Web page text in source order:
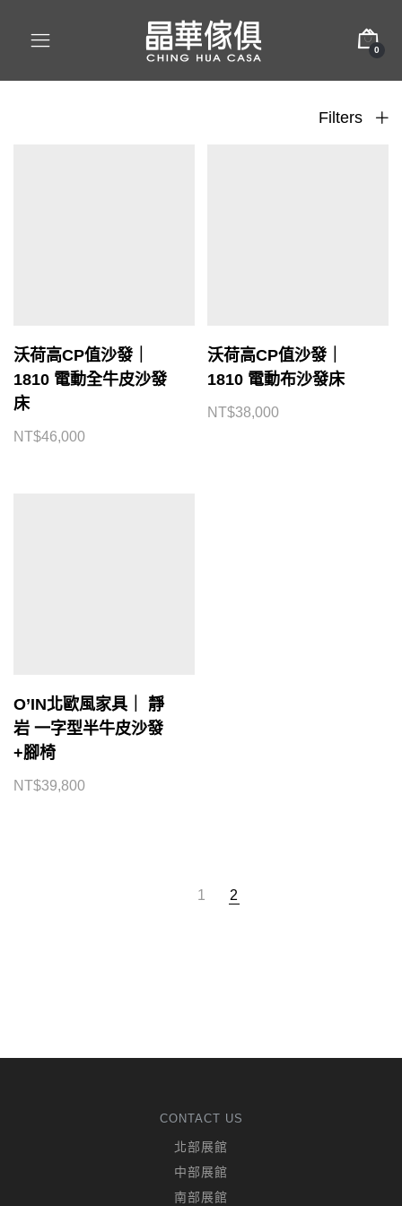
0
Filters
沃荷高CP值沙發｜
1810 電動全牛皮沙發
床
NT$46,000
沃荷高CP值沙發｜
1810 電動布沙發床
NT$38,000
O’IN北歐風家具｜ 靜
岩 一字型半牛皮沙發
+腳椅
NT$39,800
1 2
CONTACT US
北部展館
中部展館
南部展館